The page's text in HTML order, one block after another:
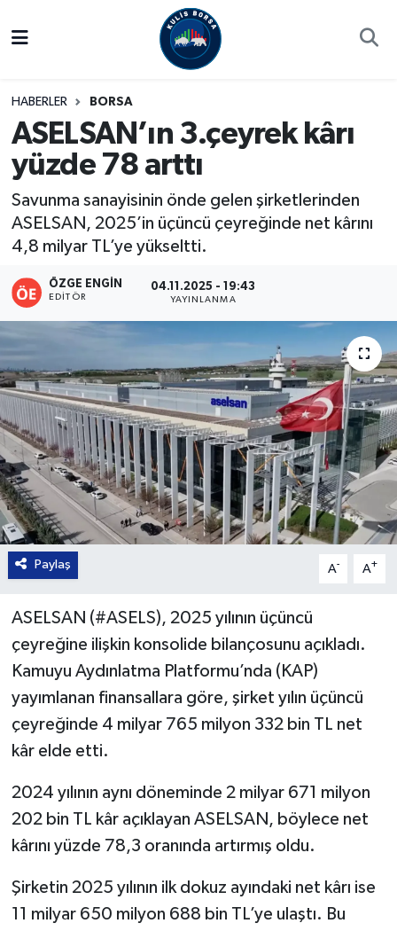
HABERLER BORSA
ASELSAN’ın 3.çeyrek kârı
yüzde 78 arttı
Savunma sanayisinin önde gelen şirketlerinden
ASELSAN, 2025’in üçüncü çeyreğinde net kârını
4,8 milyar TL’ye yükseltti.
ÖZGE ENGIN
EDITÖR
04.11.2025 - 19:43
YAYINLANMA
Paylaş A- A+
ASELSAN (#ASELS), 2025 yılının üçüncü
çeyreğine ilişkin konsolide bilançosunu açıkladı.
Kamuyu Aydınlatma Platformu’nda (KAP)
yayımlanan finansallara göre, şirket yılın üçüncü
çeyreğinde 4 milyar 765 milyon 332 bin TL net
kâr elde etti.
2024 yılının aynı döneminde 2 milyar 671 milyon
202 bin TL kâr açıklayan ASELSAN, böylece net
kârını yüzde 78,3 oranında artırmış oldu.
Şirketin 2025 yılının ilk dokuz ayındaki net kârı ise
11 milyar 650 milyon 688 bin TL’ye ulaştı. Bu
Kulis Haber
Halka Arzlar
Ekonomi
Süper Lig Puan Durumu ve Fikstür
Tüm Manşetler
Son Dakika Haberleri
Haber Arşivi